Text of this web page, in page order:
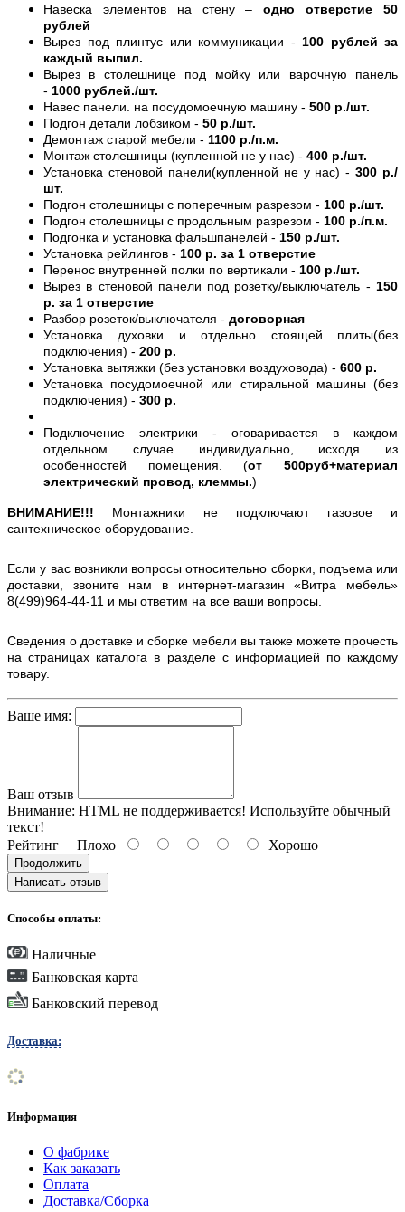
Навеска элементов на стену –одно отверстие 50
рублей
Вырез под плинтус или коммуникации - 100 рублей за
каждый выпил.
Вырез в столешнице под мойку или варочную панель
- 1000 рублей./шт.
Навес панели. на посудомоечную машину - 500 р./шт.
Подгон детали лобзиком - 50 р./шт.
Демонтаж старой мебели - 1100 р./п.м.
Монтаж столешницы (купленной не у нас) - 400 р./шт.
Установка стеновой панели(купленной не у нас) -300 р./
шт.
Подгон столешницы с поперечным разрезом - 100 р./шт.
Подгон столешницы с продольным разрезом - 100 р./п.м.
Подгонка и установка фальшпанелей - 150 р./шт.
Установка рейлингов - 100 р. за 1 отверстие
Перенос внутренней полки по вертикали - 100 р./шт.
Вырез в стеновой панели под розетку/выключатель - 150
р. за 1 отверстие
Разбор розеток/выключателя - договорная
Установка духовки и отдельно стоящей плиты(без
подключения) - 200 р.
Установка вытяжки (без установки воздуховода) - 600 р.
Установка посудомоечной или стиральной машины (без
подключения) - 300 р.
Подключение электрики - оговаривается в каждом
отдельном случае индивидуально, исходя из
особенностей помещения. (от 500руб+материал
электрический провод, клеммы.)
ВНИМАНИЕ!!! Монтажники не подключают газовое и
сантехническое оборудование.
Если у вас возникли вопросы относительно сборки, подъема или
доставки, звоните нам в интернет-магазин «Витра мебель»
8(499)964-44-11 и мы ответим на все ваши вопросы.
Сведения о доставке и сборке мебели вы также можете прочесть
на страницах каталога в разделе с информацией по каждому
товару.
Ваше имя:
Ваш отзыв
Внимание: HTML не поддерживается! Используйте обычный
текст!
Рейтинг Плохо Хорошо
Продолжить
Написать отзыв
Способы оплаты:
Наличные
Банковская карта
Банковский перевод
Доставка:
Информация
О фабрике
Как заказать
Оплата
Доставка/Сборка